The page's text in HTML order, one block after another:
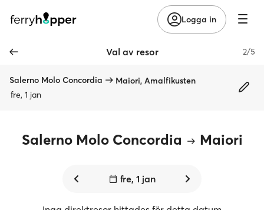
Logga in
Val av resor 2/5
Salerno Molo Concordia
Maiori, Amalfikusten
fre, 1 jan
Salerno Molo Concordia Maiori
fre, 1 jan